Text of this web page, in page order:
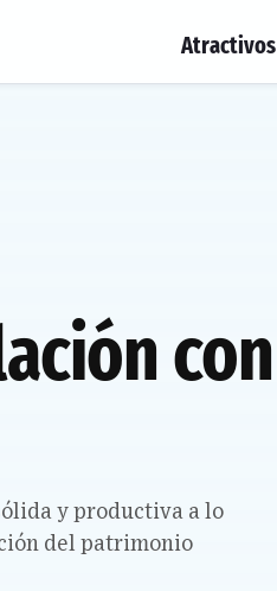
Atractivos
con
y productiva a lo
del patrimonio